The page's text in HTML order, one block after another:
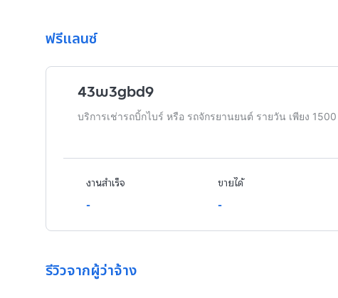
ฟรีแลนซ์
43w3gbd9
บริการเช่ารถบิ้กไบร์ หรือ รถจักรยานยนต์ รายวัน เพียง
งานสำเร็จ
-
ขายได้
-
รีวิวจากผู้ว่าจ้าง